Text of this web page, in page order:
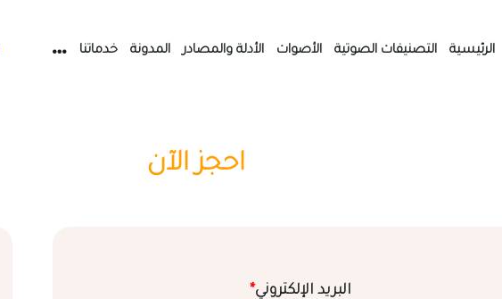
الرئيسية التصنيفات الصوتية الأصوات الأدلة والمصادر المدونة خدماتنا
احجز الآن
البريد الإلكتروني*